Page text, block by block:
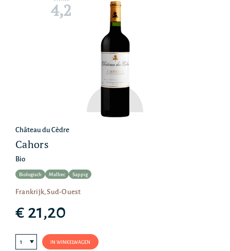
4,2
Château du Cèdre
Cahors
Bio
Biologisch Malbec Sappig
Frankrijk, Sud-Ouest
€ 21,20
IN WINKELWAGEN